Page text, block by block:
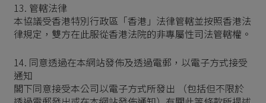
13. 管轄法律
本協議受香港特別行政區「香港」法律管轄並按照香港法
律規定，雙方在此服從香港法院的非專屬性司法管轄權。
14. 同意透過在本網站發佈及透過電郵，以電子方式接受
通知
閣下同意接受本公司以電子方式所發出 （包括但不限於